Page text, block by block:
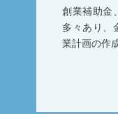
創業補助金
多々あり、
業計画の作